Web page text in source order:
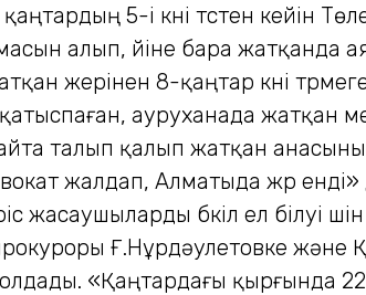
5-і күні түстен кейін
алып, үйіне бара жатқанда
жерінен 8-қаңтар күні
ауруханада жатқан
талып қалып жатқан
жалдап, Алматыда жүр
бүкіл ел білуі
Ғ.Нұрдәулетов­ке және
«Қаңтардағы қырғында